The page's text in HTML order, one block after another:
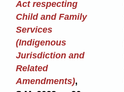
Act respecting
Child and Family
Services
(Indigenous
Jurisdiction and
Related
Amendments),